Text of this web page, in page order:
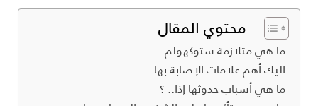
محتوي المقال
ما هي متلازمة ستوكهولم
اليك أهم علامات الإصابة بها
ما هي أسباب حدوثها إذا.. ؟